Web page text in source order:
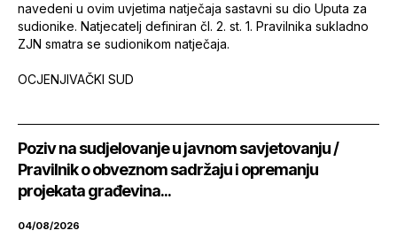
navedeni u ovim uvjetima natječaja sastavni su dio Uputa za
sudionike. Natjecatelj definiran čl. 2. st. 1. Pravilnika sukladno
ZJN smatra se sudionikom natječaja.
OCJENJIVAČKI SUD
Poziv na sudjelovanje u javnom savjetovanju /
Pravilnik o obveznom sadržaju i opremanju
projekata građevina...
04/08/2026